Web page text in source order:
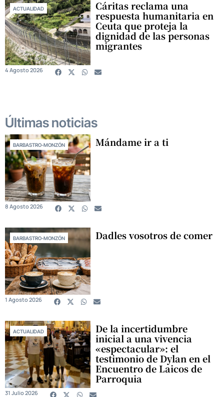
ACTUALIDAD Cáritas reclama una
respuesta humanitaria en
Ceuta que proteja la
dignidad de las personas
migrantes
4 Agosto 2026
Últimas noticias
BARBASTRO-MONZÓN Mándame ir a ti
8 Agosto 2026
BARBASTRO-MONZÓN Dadles vosotros de comer
1 Agosto 2026
ACTUALIDAD De la incertidumbre
inicial a una vivencia
«espectacular»: el
testimonio de Dylan en el
Encuentro de Laicos de
Parroquia
31 Julio 2026